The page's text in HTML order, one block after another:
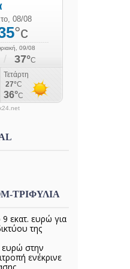
ΤΡΙΦΥΛΙΑ
εκατ. ευρώ για
της
ευρώ στην
ενέκρινε